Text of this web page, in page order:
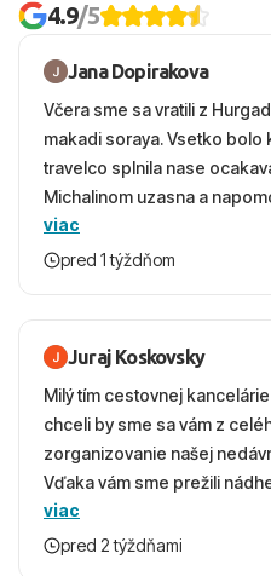
4.9/5
Jana Dopirakova
Včera sme sa vratili z
makadi soraya. Vsetko bolo
travelco splnila nase
Michalinom uzasna a
vecernych hodinach zaco
krasny, cisty. Sluzby top.
viac
pred 1 týždňom
Juraj Koskovsky
Milý tím cestovnej
chceli by sme sa vám z
zorganizovanie našej
Vďaka vám sme prežili
ešte dlho s úsmevom
absolútne hladko – od
viac
pred 2 týždňami